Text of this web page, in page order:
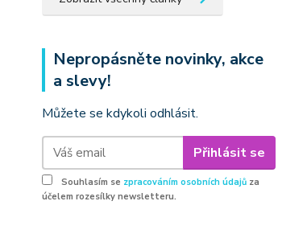
Nepropásněte novinky, akce
a slevy!
Můžete se kdykoli odhlásit.
Přihlásit se
Souhlasím se zpracováním osobních údajů za
účelem rozesílky newsletteru.